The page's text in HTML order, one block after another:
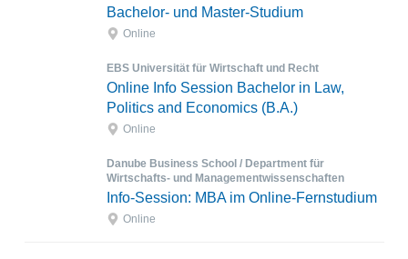
Bachelor- und Master-Studium
Online
EBS Universität für Wirtschaft und Recht
Online Info Session Bachelor in Law,
Politics and Economics (B.A.)
Online
Danube Business School / Department für
Wirtschafts- und Managementwissenschaften
Info-Session: MBA im Online-Fernstudium
Online